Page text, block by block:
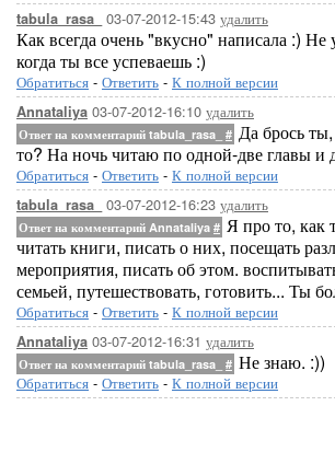
tabula_rasa_ 03-07-2012-15:43 удалить
Как всегда очень "вкусно" написала :) Не
когда ты все успеваешь :)
Обратиться - Ответить - К полной версии
Annataliya 03-07-2012-16:10 удалить
Ответ на комментарий tabula_rasa_ # Да брось ты,
то? На ночь читаю по одной-две главы и
Обратиться - Ответить - К полной версии
tabula_rasa_ 03-07-2012-16:23 удалить
Ответ на комментарий Annataliya # Я про то, как
читать книги, писать о них, посещать
мероприятия, писать об этом.
семьей, путешествовать, готовить... Ты
Обратиться - Ответить - К полной версии
Annataliya 03-07-2012-16:31 удалить
Ответ на комментарий tabula_rasa_ # Не знаю. :))
Обратиться - Ответить - К полной версии